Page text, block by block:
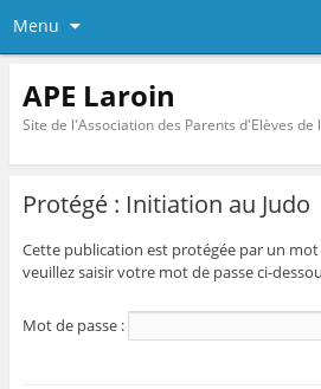
Menu
APE Laroin
Site de l'Association des Parents d'Elèves de
Protégé : Initiation au Judo
Cette publication est protégée par un mot
veuillez saisir votre mot de passe ci-
Mot de passe :